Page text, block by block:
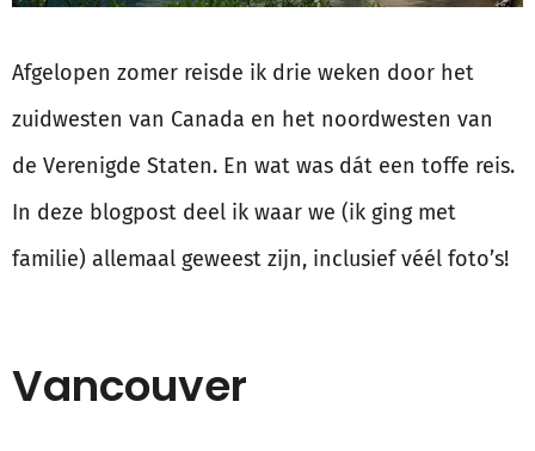
Afgelopen zomer reisde ik drie weken door het
zuidwesten van Canada en het noordwesten van
de Verenigde Staten. En wat was dát een toffe reis.
In deze blogpost deel ik waar we (ik ging met
familie) allemaal geweest zijn, inclusief véél foto’s!
Vancouver